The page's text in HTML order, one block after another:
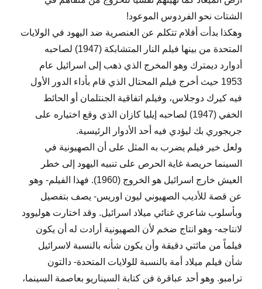
الشتات نحو الفردوس الموعود!
وهكذا بدأت أفلام تتكلم عن العنصرية ضد اليهود في الولايات
المتحدة من بينها فيلم النار المتشابكة (1947) لصاحبه
أدوارد ديمترك وهو المخرج الذي ذهب إلى اسرائيل عام
1953 حيث أخرج فيلم المحتال الذي قام بأداء الدور الأول
فيه كيرك دوجلاس، وفيلم اتفاقية الجنتلمان أو الحائط
الخفي (1947) لصاحبه إيليا كازان الذي وقع اختياره على
جريجوري بك ليؤدي فيه أحد الأدوار الرئيسية.
ولعل خير فيلم يضرب به المثل على أن الصهيونية في
السينما حريصة غاية الحرص على تنبيه اليهود إلى خطر
العيش خارج اسرائيل هو الخروج (1960). فهذا الفيلم- وهو
عن قصة للأديب الصهيوني ليون اوريس- يصف بتفصيل
وبأسلوب شاعري غنائي ميلاد اسرائيل. وقد اختارت هوليوود
لانتاجه- وهو انتاج ضخم لأن الصهيونية أرادت له أن يكون
فيلماً من مائتي دقيقة وأن يكون شأنه بالنسبة لاسرائيل
شأن فيلم ميلاد أمة بالنسبة للولايات المتحدة- دالتون
ترامبو. وهو أحد عباقرة فن كتابة السيناريو بعاصمة السينما،